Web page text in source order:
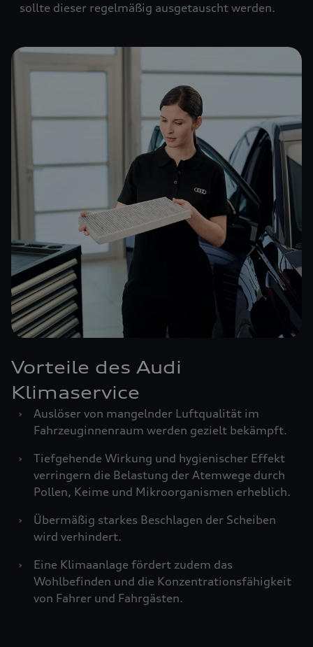
sollte dieser regelmäßig ausgetauscht werden.
Vorteile des Audi
Klimaservice
›
Auslöser von mangelnder Luftqualität im
Fahrzeuginnenraum werden gezielt bekämpft.
›
Tiefgehende Wirkung und hygienischer Effekt
verringern die Belastung der Atemwege durch
Pollen, Keime und Mikroorganismen erheblich.
›
Übermäßig starkes Beschlagen der Scheiben
wird verhindert.
›
Eine Klimaanlage fördert zudem das
Wohlbefinden und die Konzentrationsfähigkeit
von Fahrer und Fahrgästen.